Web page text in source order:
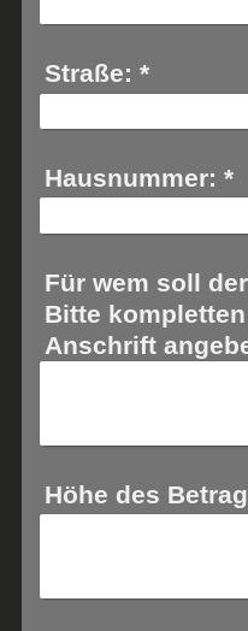
Straße: *
Hausnummer: *
Für wem soll
Bitte
Anschrift
Höhe des